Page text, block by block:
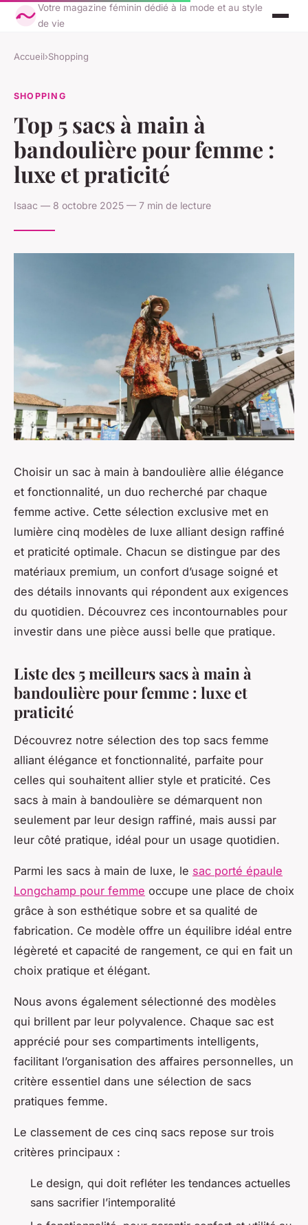
Votre magazine féminin dédié à la mode et au style
de vie
Accueil›Shopping
SHOPPING
Top 5 sacs à main à
bandoulière pour femme :
luxe et praticité
Isaac — 8 octobre 2025 — 7 min de lecture
Choisir un sac à main à bandoulière allie élégance
et fonctionnalité, un duo recherché par chaque
femme active. Cette sélection exclusive met en
lumière cinq modèles de luxe alliant design raffiné
et praticité optimale. Chacun se distingue par des
matériaux premium, un confort d’usage soigné et
des détails innovants qui répondent aux exigences
du quotidien. Découvrez ces incontournables pour
investir dans une pièce aussi belle que pratique.
Liste des 5 meilleurs sacs à main à
bandoulière pour femme : luxe et
praticité
Découvrez notre sélection des top sacs femme
alliant élégance et fonctionnalité, parfaite pour
celles qui souhaitent allier style et praticité. Ces
sacs à main à bandoulière se démarquent non
seulement par leur design raffiné, mais aussi par
leur côté pratique, idéal pour un usage quotidien.
Parmi les sacs à main de luxe, le sac porté épaule
Longchamp pour femme occupe une place de choix
grâce à son esthétique sobre et sa qualité de
fabrication. Ce modèle offre un équilibre idéal entre
légèreté et capacité de rangement, ce qui en fait un
choix pratique et élégant.
Nous avons également sélectionné des modèles
qui brillent par leur polyvalence. Chaque sac est
apprécié pour ses compartiments intelligents,
facilitant l’organisation des affaires personnelles, un
critère essentiel dans une sélection de sacs
pratiques femme.
Le classement de ces cinq sacs repose sur trois
critères principaux :
Le design, qui doit refléter les tendances actuelles
sans sacrifier l’intemporalité